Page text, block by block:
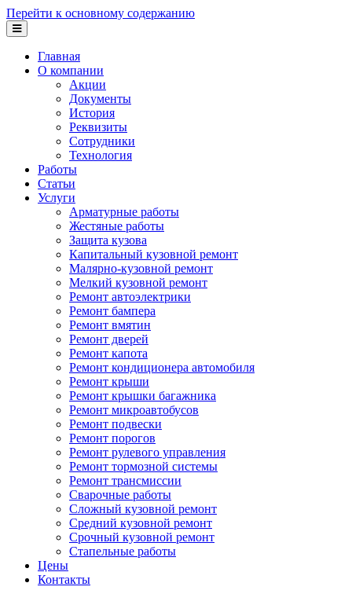
Перейти к основному содержанию
Главная
О компании
Акции
Документы
История
Реквизиты
Сотрудники
Технология
Работы
Статьи
Услуги
Арматурные работы
Жестяные работы
Защита кузова
Капитальный кузовной ремонт
Малярно-кузовной ремонт
Мелкий кузовной ремонт
Ремонт автоэлектрики
Ремонт бампера
Ремонт вмятин
Ремонт дверей
Ремонт капота
Ремонт кондиционера автомобиля
Ремонт крыши
Ремонт крышки багажника
Ремонт микроавтобусов
Ремонт подвески
Ремонт порогов
Ремонт рулевого управления
Ремонт тормозной системы
Ремонт трансмиссии
Сварочные работы
Сложный кузовной ремонт
Средний кузовной ремонт
Срочный кузовной ремонт
Стапельные работы
Цены
Контакты